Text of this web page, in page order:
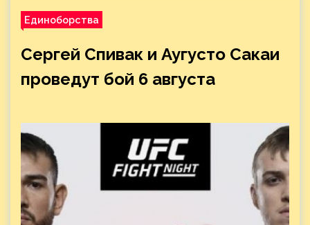
Единоборства
Сергей Спивак и Аугусто Сакаи
проведут бой 6 августа